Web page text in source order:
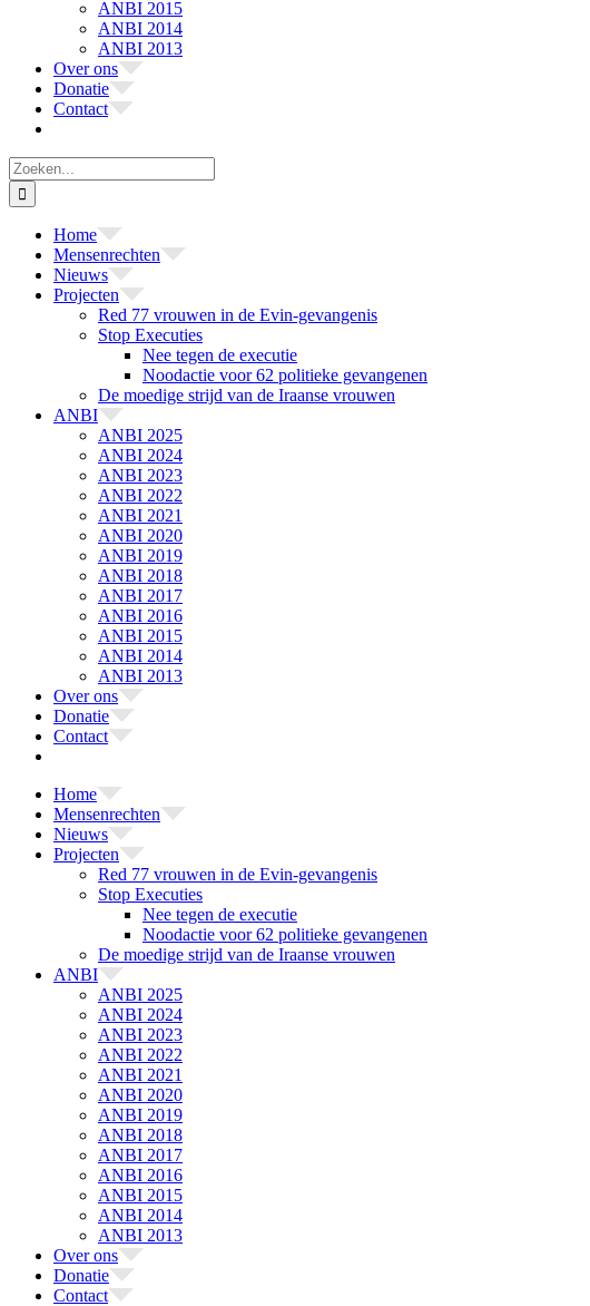
ANBI 2015
ANBI 2014
ANBI 2013
Over ons
Donatie
Contact
Zoeken
naar:
Home
Mensenrechten
Nieuws
Projecten
Red 77 vrouwen in de Evin-gevangenis
Stop Executies
Nee tegen de executie
Noodactie voor 62 politieke gevangenen
De moedige strijd van de Iraanse vrouwen
ANBI
ANBI 2025
ANBI 2024
ANBI 2023
ANBI 2022
ANBI 2021
ANBI 2020
ANBI 2019
ANBI 2018
ANBI 2017
ANBI 2016
ANBI 2015
ANBI 2014
ANBI 2013
Over ons
Donatie
Contact
Home
Mensenrechten
Nieuws
Projecten
Red 77 vrouwen in de Evin-gevangenis
Stop Executies
Nee tegen de executie
Noodactie voor 62 politieke gevangenen
De moedige strijd van de Iraanse vrouwen
ANBI
ANBI 2025
ANBI 2024
ANBI 2023
ANBI 2022
ANBI 2021
ANBI 2020
ANBI 2019
ANBI 2018
ANBI 2017
ANBI 2016
ANBI 2015
ANBI 2014
ANBI 2013
Over ons
Donatie
Contact